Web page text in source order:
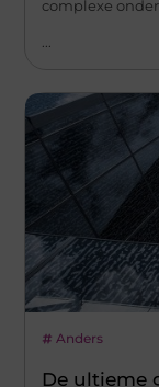
complexe
...
Anders
De ultieme